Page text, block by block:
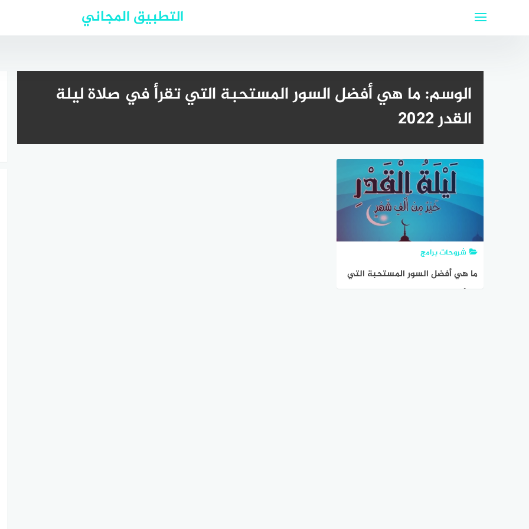
التطبيق المجاني
الوسم:ما هي أفضل السور المستحبة التي تقرأ في صلاة ليلة
القدر 2022
شروحات برامج
ما هي أفضل السور المستحبة التي